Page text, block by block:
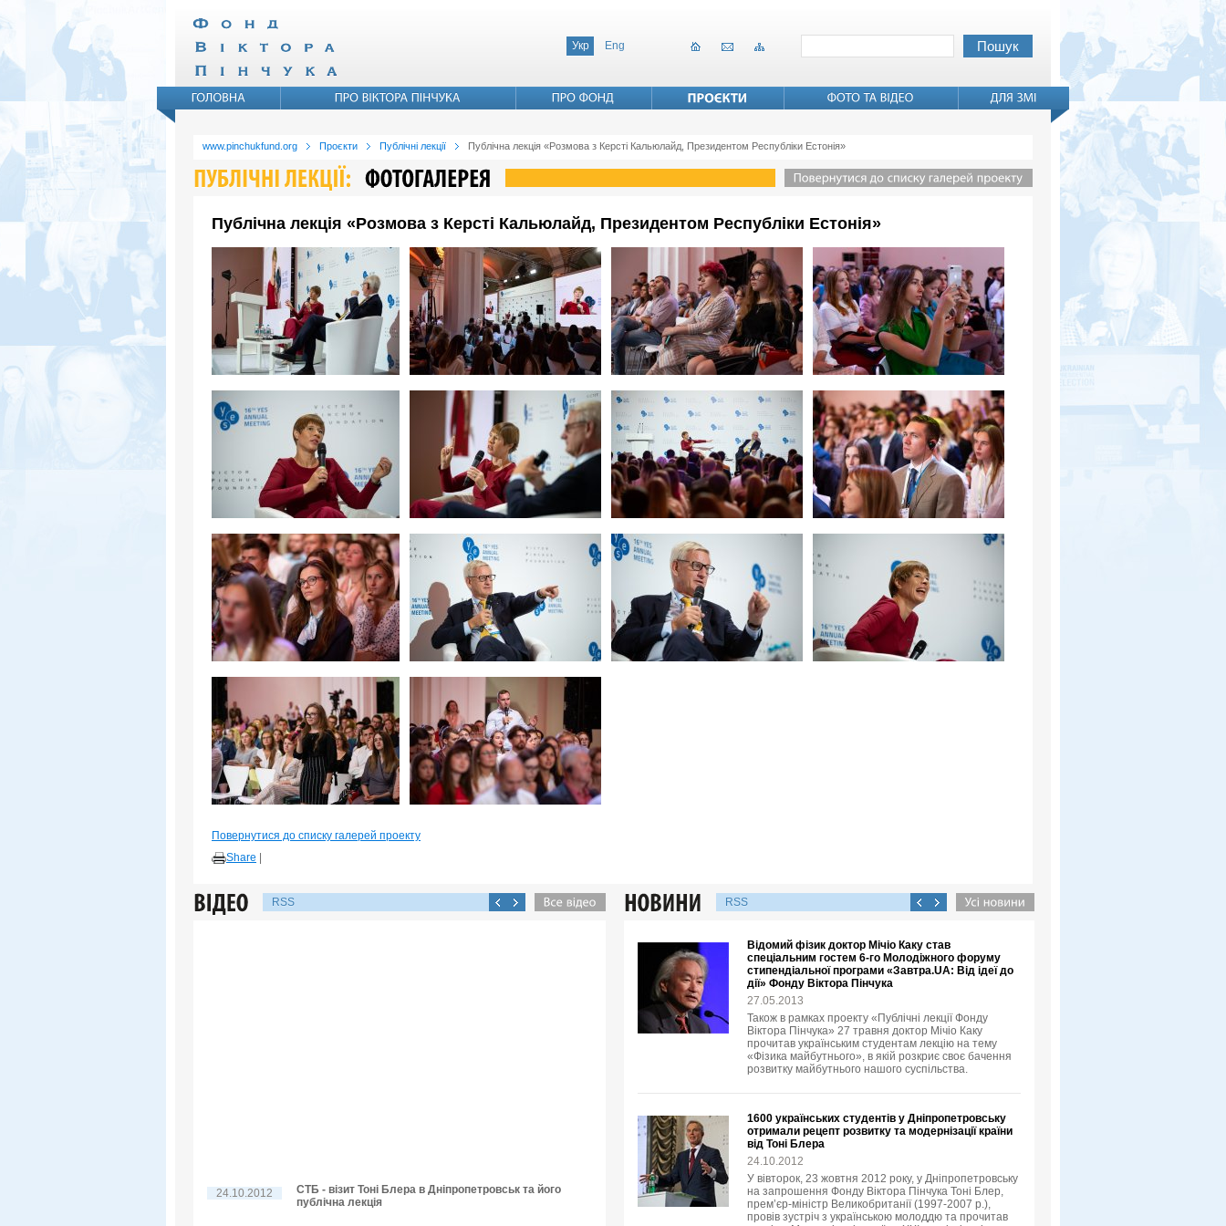
Укр Eng
www.pinchukfund.org Проєкти Публічні лекції Публічна лекція «Розмова з Керсті Кальюлайд, Президентом Республіки Естонія»
Публічна лекція «Розмова з Керсті Кальюлайд, Президентом Республіки Естонія»
Повернутися до списку галерей проекту
Share
RSS
24.10.2012
СТБ - візит Тоні Блера в Дніпропетровськ та його
публічна лекція
RSS
Відомий фізик доктор Мічіо Каку став
спеціальним гостем 6-го Молодіжного форуму
стипендіальної програми «Завтра.UA: Від ідеї до
дії» Фонду Віктора Пінчука
27.05.2013
Також в рамках проекту «Публічні лекції Фонду
Віктора Пінчука» 27 травня доктор Мічіо Каку
прочитав українським студентам лекцію на тему
«Фізика майбутнього», в якій розкриє своє бачення
розвитку майбутнього нашого суспільства.
1600 українських студентів у Дніпропетровську
отримали рецепт розвитку та модернізації країни
від Тоні Блера
24.10.2012
У вівторок, 23 жовтня 2012 року, у Дніпропетровську
на запрошення Фонду Віктора Пінчука Тоні Блер,
прем’єр-міністр Великобританії (1997-2007 р.),
провів зустріч з українською молоддю та прочитав